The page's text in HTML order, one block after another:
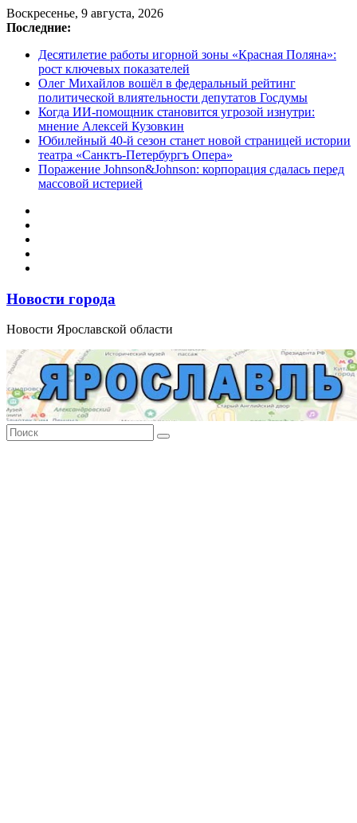
Перейти
к
Воскресенье, 9 августа, 2026
Последние:
Десятилетие работы игорной зоны «Красная Поляна»:
рост ключевых показателей
Олег Михайлов вошёл в федеральный рейтинг
политической влиятельности депутатов Госдумы
Когда ИИ-помощник становится угрозой изнутри:
мнение Алексей Кузовкин
Юбилейный 40-й сезон станет новой страницей истории
театра «Санктъ-Петербургъ Опера»
Поражение Johnson&Johnson: корпорация сдалась перед
массовой истерией
Новости города
Новости Ярославской области